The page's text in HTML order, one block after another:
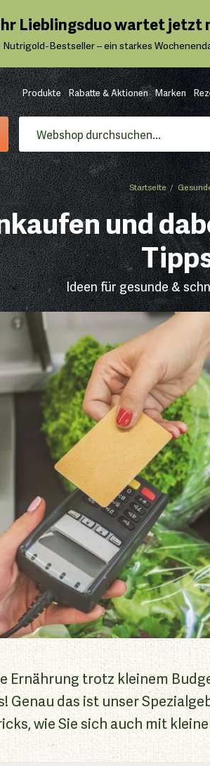
Lieblingsduo wartet jetzt
Bestseller – ein starkes
Produkte Rabatte & Aktionen Marken
Startseite
und
Ideen für gesunde &
Ernährung trotz kleinem
Genau das ist unser
wie Sie sich auch mit